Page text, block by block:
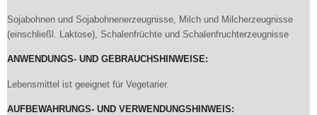
Sojabohnen und Sojabohnenerzeugnisse, Milch und Milcherzeugnisse
(einschließl. Laktose), Schalenfrüchte und Schalenfruchterzeugnisse
ANWENDUNGS- UND GEBRAUCHSHINWEISE:
Lebensmittel ist geeignet für Vegetarier.
AUFBEWAHRUNGS- UND VERWENDUNGSHINWEIS: